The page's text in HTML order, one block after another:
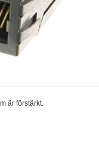
är förstärkt.